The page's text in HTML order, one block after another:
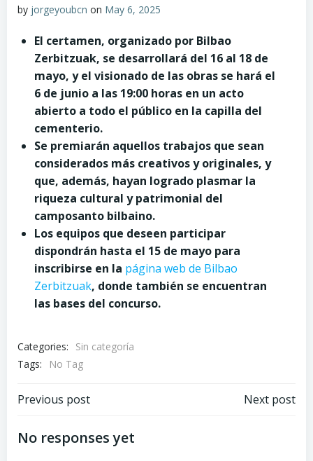
by jorgeyoubcn on May 6, 2025
El certamen, organizado por Bilbao
Zerbitzuak, se desarrollará del 16 al 18 de
mayo, y el visionado de las obras se hará el
6 de junio a las 19:00 horas en un acto
abierto a todo el público en la capilla del
cementerio.
Se premiarán aquellos trabajos que sean
considerados más creativos y originales, y
que, además, hayan logrado plasmar la
riqueza cultural y patrimonial del
camposanto bilbaino.
Los equipos que deseen participar
dispondrán hasta el 15 de mayo para
inscribirse en la página web de Bilbao
Zerbitzuak, donde también se encuentran
las bases del concurso.
Categories:
Sin categoría
Tags:
No Tag
Post
navigation
Previous post Next post
No responses yet